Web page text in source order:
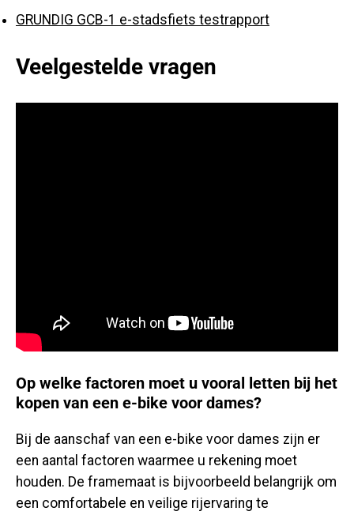
GRUNDIG GCB-1 e-stadsfiets testrapport
Veelgestelde vragen
Op welke factoren moet u vooral letten bij het
kopen van een e-bike voor dames?
Bij de aanschaf van een e-bike voor dames zijn er
een aantal factoren waarmee u rekening moet
houden. De framemaat is bijvoorbeeld belangrijk om
een ​​comfortabele en veilige rijervaring te